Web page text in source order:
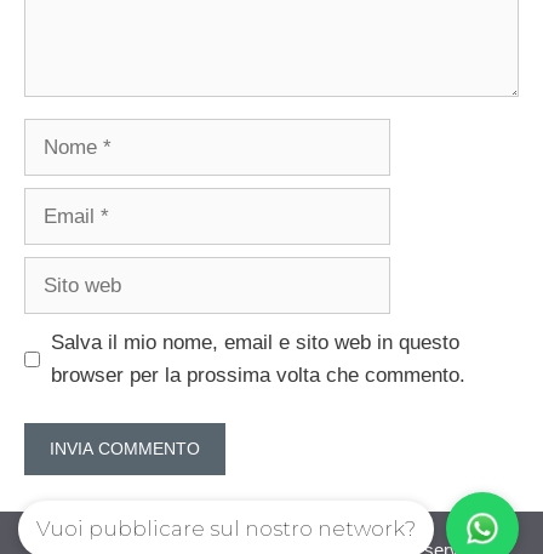
Nome
Email
Sito
Salva il mio nome, email e sito web in questo
browser per la prossima volta che commento.
guadagnorisparmiando.com © 2026. All right reserverd.
Vuoi pubblicare sul nostro network?